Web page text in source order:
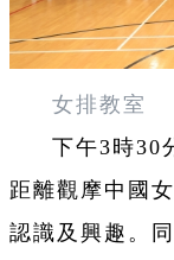
女排教室
下午3時30
距離觀摩中國
認識及興趣。